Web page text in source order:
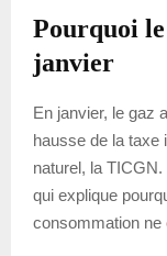
Pourquoi
janvier
En janvier, le gaz
hausse de la taxe
naturel, la TICGN.
qui explique
consommation ne